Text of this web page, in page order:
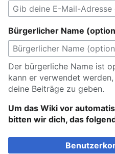
Bürgerlicher Name
Der bürgerliche Name ist
kann er verwendet
deine Beiträge zu geben.
Um das Wiki vor
bitten wir dich, das